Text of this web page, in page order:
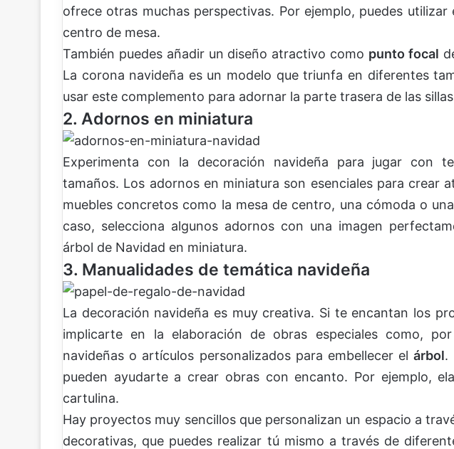
ofrece otras muchas perspectivas. Por ejemplo, puedes
centro de mesa.
También puedes añadir un diseño atractivo como punto focal
La corona navideña es un modelo que triunfa en diferentes
usar este complemento para adornar la parte trasera de las
2. Adornos en miniatura
Experimenta con la decoración navideña para jugar con
tamaños. Los adornos en miniatura son esenciales para crear
muebles concretos como la mesa de centro, una cómoda o
caso, selecciona algunos adornos con una imagen
árbol de Navidad en miniatura.
3. Manualidades de temática navideña
La decoración navideña es muy creativa. Si te encantan los
implicarte en la elaboración de obras especiales como,
navideñas o artículos personalizados para embellecer elárbol.
pueden ayudarte a crear obras con encanto. Por ejemplo,
cartulina.
Hay proyectos muy sencillos que personalizan un espacio a
decorativas, que puedes realizar tú mismo a través de